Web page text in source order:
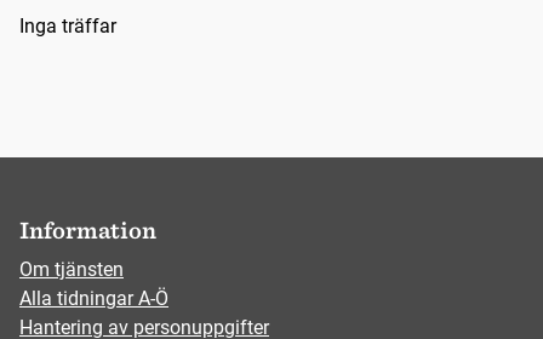
Sökresultat
Inga träffar
Information
Om tjänsten
Alla tidningar A-Ö
Hantering av personuppgifter